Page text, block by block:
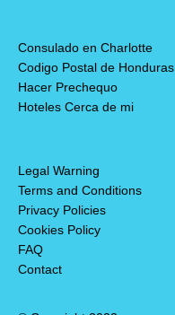
Consulado en Charlotte
Codigo Postal de Honduras
Hacer Prechequo
Hoteles Cerca de mi
Legal Warning
Terms and Conditions
Privacy Policies
Cookies Policy
FAQ
Contact